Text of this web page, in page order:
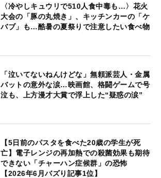
〈冷やしキュウリで510人食中毒も…〉花火
大会の「豚の丸焼き」、キッチンカーの「ケ
バブ」も…酷暑の夏祭りで注意したい食べ物
「泣いてないねんけどな」無頼派芸人・金属
バットの意外な涙…映画館、格闘ゲームで号
泣も、上方漫才大賞で浮上した“疑惑の涙”
【5日前のパスタを食べた20歳の学生が死
亡】電子レンジの再加熱での殺菌効果も期待
できない「チャーハン症候群」の恐怖
【2026年6月バズり記事1位】